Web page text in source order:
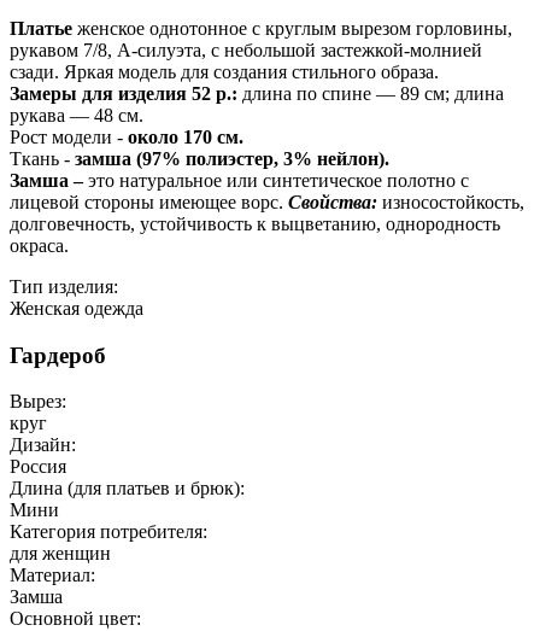
Платье женское однотонное с круглым вырезом горловины,
рукавом 7/8, А-силуэта, с небольшой застежкой-молнией
сзади. Яркая модель для создания стильного образа.
Замеры для изделия 52 р.: длина по спине — 89 см; длина
рукава — 48 см.
Рост модели - около 170 см.
Ткань - замша (97% полиэстер, 3% нейлон).
Замша –это натуральное или синтетическое полотно с
лицевой стороны имеющее ворс. Свойства: износостойкость,
долговечность, устойчивость к выцветанию, однородность
окраса.
Тип изделия:
Женская одежда
Гардероб
Вырез:
круг
Дизайн:
Россия
Длина (для платьев и брюк):
Мини
Категория потребителя:
для женщин
Материал:
Замша
Основной цвет: